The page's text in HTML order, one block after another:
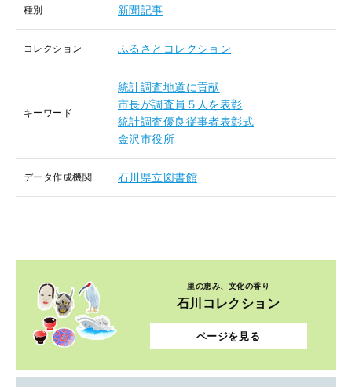
種別 新聞記事
コレクション ふるさとコレクション
キーワード
統計調査地道に貢献
市長が調査員５人を表彰
統計調査優良従事者表彰式
金沢市役所
データ作成機関 石川県立図書館
里の恵み、文化の香り
石川コレクション
ページを見る